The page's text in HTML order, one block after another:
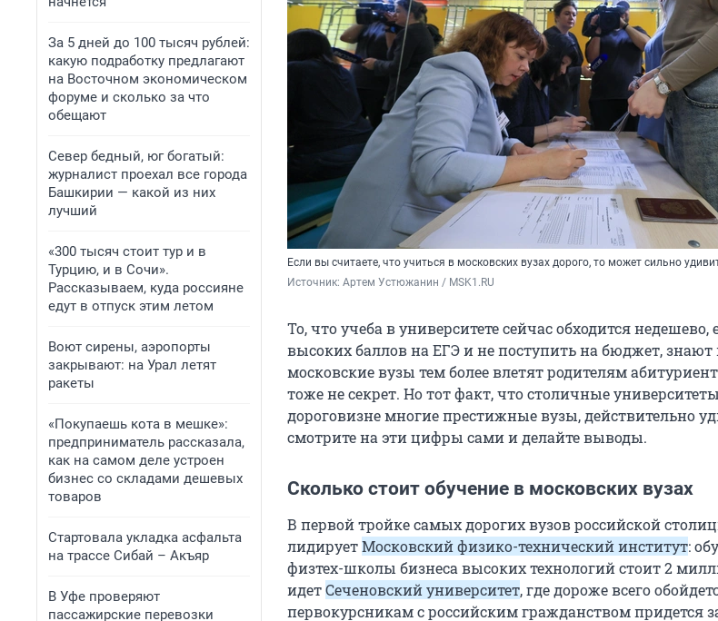
За 5 дней до 100 тысяч рублей:
какую подработку предлагают
на Восточном экономическом
форуме и сколько за что
обещают
Север бедный, юг богатый:
журналист проехал все города
Башкирии — какой из них
лучший
«300 тысяч стоит тур и в
Турцию, и в Сочи».
Рассказываем, куда россияне
едут в отпуск этим летом
Воют сирены, аэропорты
закрывают: на Урал летят
ракеты
«Покупаешь кота в мешке»:
предприниматель рассказала,
как на самом деле устроен
бизнес со складами дешевых
товаров
Стартовала укладка асфальта
на трассе Сибай – Акъяр
В Уфе проверяют
пассажирские перевозки
Если вы считаете, что учиться в московских вузах дорого, то может сильно
Источник: Артем Устюжанин / MSK1.RU
То, что учеба в университете сейчас обходится
высоких баллов на ЕГЭ и не поступить на бюджет, знают
московские вузы тем более влетят родителям
тоже не секрет. Но тот факт, что столичные
дороговизне многие престижные вузы, действительно
смотрите на эти цифры сами и делайте выводы.
Сколько стоит обучение в московских вузах
В первой тройке самых дорогих вузов российской
лидируетМосковский физико-технический институт:
физтех-школы бизнеса высоких технологий стоит2
идетСеченовский университет, где дороже всего
первокурсникам с российским гражданством придется